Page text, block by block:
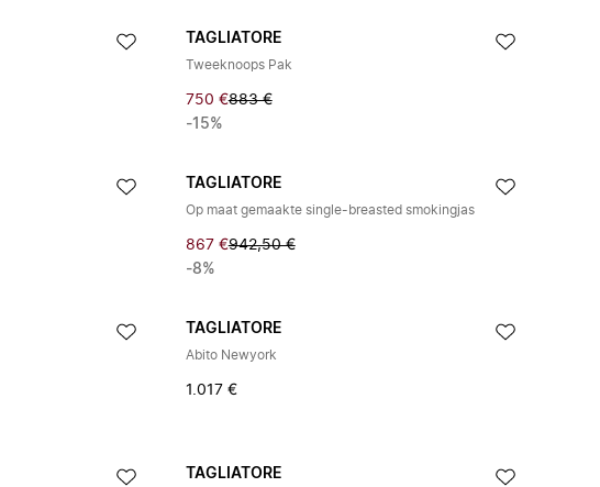
TAGLIATORE
Tweeknoops Pak
750 €883 €
-15%
TAGLIATORE
Op maat gemaakte single-breasted smokingjas
867 €942,50 €
-8%
TAGLIATORE
Abito Newyork
1.017 €
TAGLIATORE